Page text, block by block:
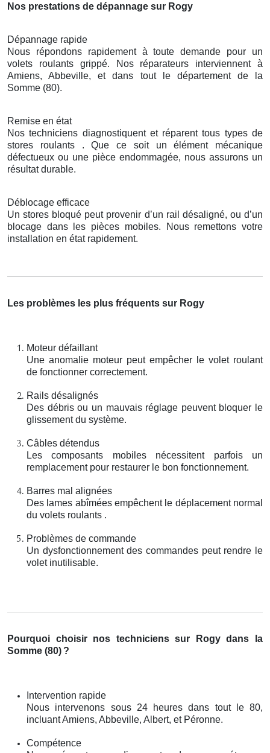
Nos prestations de dépannage sur Rogy
Dépannage rapide
Nous répondons rapidement à toute demande pour un
volets roulants grippé. Nos réparateurs interviennent à
Amiens, Abbeville, et dans tout le département de la
Somme (80).
Remise en état
Nos techniciens diagnostiquent et réparent tous types de
stores roulants . Que ce soit un élément mécanique
défectueux ou une pièce endommagée, nous assurons un
résultat durable.
Déblocage efficace
Un stores bloqué peut provenir d’un rail désaligné, ou d’un
blocage dans les pièces mobiles. Nous remettons votre
installation en état rapidement.
Les problèmes les plus fréquents sur Rogy
Moteur défaillant
Une anomalie moteur peut empêcher le volet roulant
de fonctionner correctement.
Rails désalignés
Des débris ou un mauvais réglage peuvent bloquer le
glissement du système.
Câbles détendus
Les composants mobiles nécessitent parfois un
remplacement pour restaurer le bon fonctionnement.
Barres mal alignées
Des lames abîmées empêchent le déplacement normal
du volets roulants .
Problèmes de commande
Un dysfonctionnement des commandes peut rendre le
volet inutilisable.
Pourquoi choisir nos techniciens sur Rogy dans la
Somme (80) ?
Intervention rapide
Nous intervenons sous 24 heures dans tout le 80,
incluant Amiens, Abbeville, Albert, et Péronne.
Compétence